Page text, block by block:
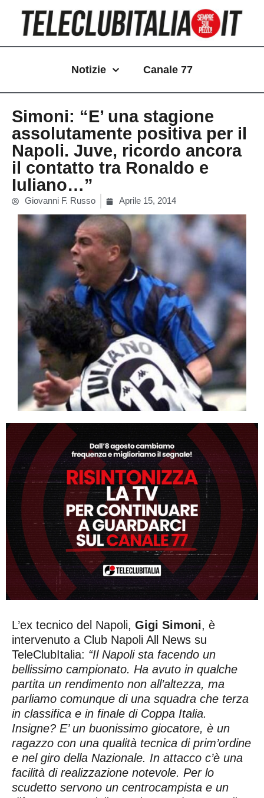
contenuto
Notizie Canale 77
Simoni: “E’ una stagione
assolutamente positiva per il
Napoli. Juve, ricordo ancora
il contatto tra Ronaldo e
Iuliano…”
Giovanni F. Russo Aprile 15, 2014
L’ex tecnico del Napoli, Gigi Simoni, è
intervenuto a Club Napoli All News su
TeleClubItalia: “Il Napoli sta facendo un
bellissimo campionato. Ha avuto in qualche
partita un rendimento non all’altezza, ma
parliamo comunque di una squadra che terza
in classifica e in finale di Coppa Italia.
Insigne? E’ un buonissimo giocatore, è un
ragazzo con una qualità tecnica di prim’ordine
e nel giro della Nazionale. In attacco c’è una
facilità di realizzazione notevole. Per lo
scudetto servono un centrocampista e un